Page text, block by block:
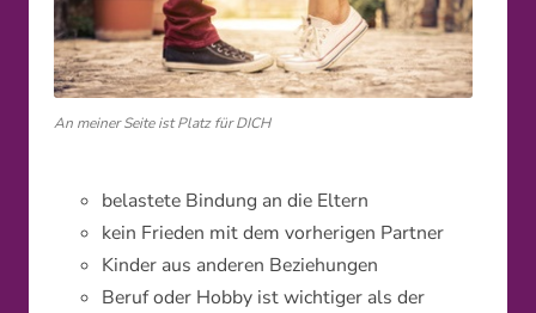
An meiner Seite ist Platz für DICH
belastete Bindung an die Eltern
kein Frieden mit dem vorherigen Partner
Kinder aus anderen Beziehungen
Beruf oder Hobby ist wichtiger als der